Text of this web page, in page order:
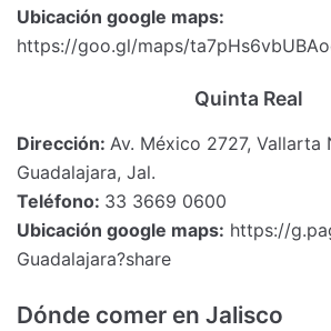
Ubicación google maps:
https://goo.gl/maps/
Quinta Real
Dirección: Av. México 2727, Vallarta
Guadalajara, Jal.
Teléfono: 33 3669 0600
Ubicación google maps: https://
Guadalajara?share
Dónde comer en Jalisco